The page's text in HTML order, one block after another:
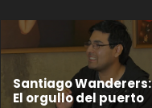
Santiago Wanderers:
El orgullo del puerto